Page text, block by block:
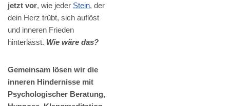
jetzt vor, wie jeder Stein, der
dein Herz trübt, sich auflöst
und inneren Frieden
hinterlässt. Wie wäre das?
Gemeinsam lösen wir die
inneren Hindernisse mit
Psychologischer Beratung,